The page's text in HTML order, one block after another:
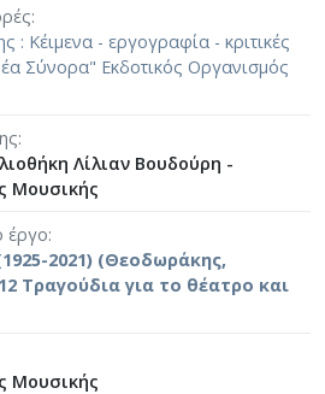
Κέιμενα - εργογραφία - κριτικές
Σύνορα" Εκδοτικός Οργανισμός
Λίλιαν Βουδούρη -
Μουσικής
έργο
2021) (Θεοδωράκης,
Τραγούδια για το θέατρο και
Μουσικής